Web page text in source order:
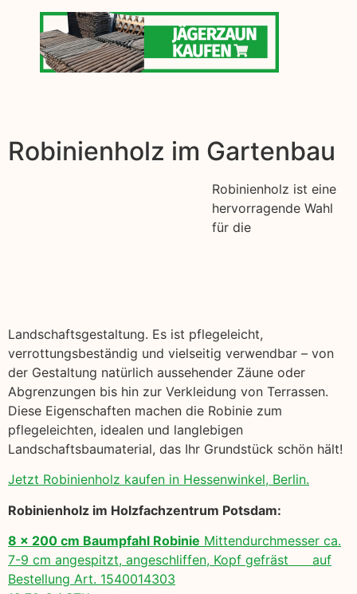
Robinienholz im Gartenbau
Robinienholz ist eine
hervorragende Wahl
für die
Landschaftsgestaltung. Es ist pflegeleicht,
verrottungsbeständig und vielseitig verwendbar – von
der Gestaltung natürlich aussehender Zäune oder
Abgrenzungen bis hin zur Verkleidung von Terrassen.
Diese Eigenschaften machen die Robinie zum
pflegeleichten, idealen und langlebigen
Landschaftsbaumaterial, das Ihr Grundstück schön hält!
Jetzt Robinienholz kaufen in Hessenwinkel, Berlin.
Robinienholz im Holzfachzentrum Potsdam:
8 x 200 cm Baumpfahl Robinie Mittendurchmesser ca.
7-9 cm angespitzt, angeschliffen, Kopf gefräst auf
Bestellung Art. 1540014303